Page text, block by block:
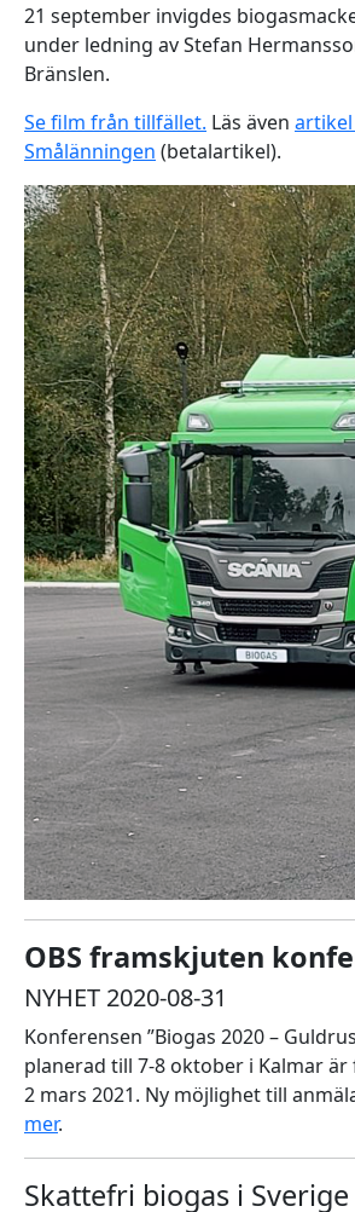
21 september invigdes
under ledning av Stefan
Bränslen.
Se film från tillfället. Läs även artikel
Smålänningen (betalartikel).
OBS framskjuten
NYHET 2020-08-31
Konferensen ”Biogas 2020 –
planerad till 7-8 oktober i Kalmar
2 mars 2021. Ny möjlighet till
mer.
Skattefri biogas i